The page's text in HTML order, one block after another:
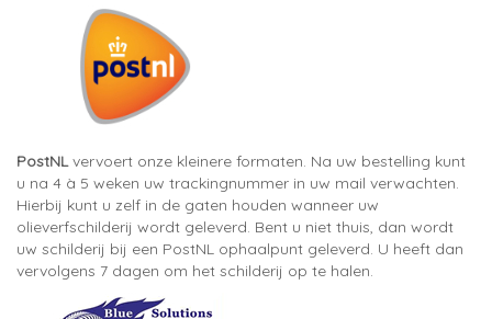
PostNLvervoert onze kleinere formaten. Na uw bestelling kunt
u na 4 à 5 weken uw trackingnummer in uw mail verwachten.
Hierbij kunt u zelf in de gaten houden wanneer uw
olieverfschilderij wordt geleverd. Bent u niet thuis, dan wordt
uw schilderij bij een PostNL ophaalpunt geleverd. U heeft dan
vervolgens 7 dagen om het schilderij op te halen.